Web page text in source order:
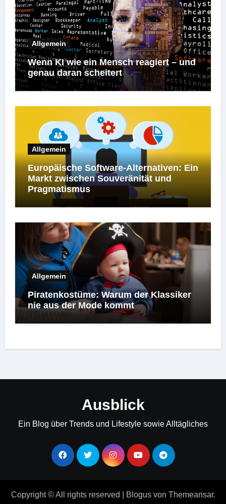
Allgemein
Wenn KI wie ein Mensch reagiert – und
genau daran scheitert
Allgemein
Europäische Software-Alternativen: Ein
Markt zwischen Souveränität und
Pragmatismus
Allgemein
Piratenkostüme: Warum der Klassiker
nie aus der Mode kommt
Ausblick
Ein Blog über Trends und Lifestyle sowie Alltägliches
Copyright © All rights reserved Blogusvon Themeansar.